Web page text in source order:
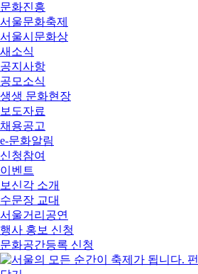
문화진흥
서울문화축제
서울시문화상
새소식
공지사항
공모소식
생생 문화현장
보도자료
채용공고
e-문화알림
신청참여
이벤트
보신각 소개
수문장 교대
서울거리공연
행사 홍보 신청
문화공간등록 신청